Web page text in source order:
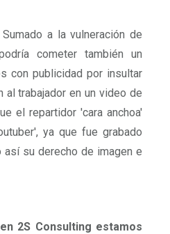
Sumado a la vulneración de
cometer también un
con publicidad por insultar
trabajador en un video de
el repartidor 'cara anchoa'
ya que fue grabado
así su derecho de imagen e
2S Consulting estamos